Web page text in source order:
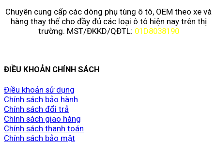
Chuyên cung cấp các dòng phụ tùng ô tô, OEM theo xe và
hàng thay thế cho đầy đủ các loại ô tô hiện nay trên thị
trường. MST/ĐKKD/QĐTL: 01D8038190
ĐIỀU KHOẢN CHÍNH SÁCH
Điều khoản sử dụng
Chính sách bảo hành
Chính sách đổi trả
Chính sách giao hàng
Chính sách thanh toán
Chính sách bảo mật